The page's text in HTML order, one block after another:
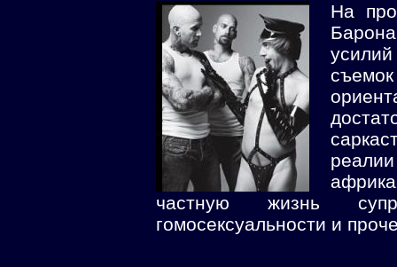
На
частную жизнь
гомосексуальности и